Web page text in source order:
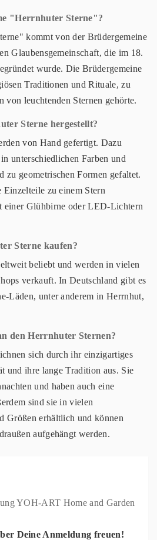
"Herrnhuter Sterne"?
kommt von der Brüdergemeine
Glaubensgemeinschaft, die im 18.
wurde. Die Brüdergemeine
Traditionen und Rituale, zu
von leuchtenden Sternen gehörte.
Sterne hergestellt?
von Hand gefertigt. Dazu
unterschiedlichen Farben und
zu geometrischen Formen gefaltet.
zu einem Stern
einer Glühbirne oder LED-Lichtern
Sterne kaufen?
beliebt und werden in vielen
verkauft. In Deutschland gibt es
Läden, unter anderem in Herrnhut,
den Herrnhuter Sternen?
sich durch ihr einzigartiges
und ihre lange Tradition aus. Sie
und haben auch eine
sind sie in vielen
Größen erhältlich und können
aufgehängt werden.
Deine Anmeldung freuen!